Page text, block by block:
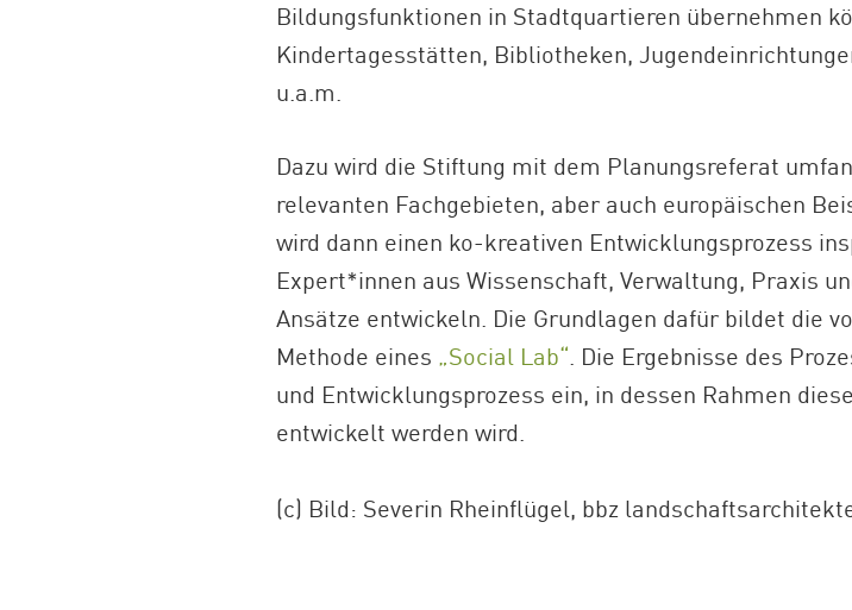
Bildungsfunktionen in Stadtquartieren übernehmen
Kindertagesstätten, Bibliotheken,
u.a.m.
Dazu wird die Stiftung mit dem Planungsreferat
relevanten Fachgebieten, aber auch europäischen
wird dann einen ko-kreativen Entwicklungsprozess
Expert*innen aus Wissenschaft, Verwaltung, Praxis
Ansätze entwickeln. Die Grundlagen dafür bildet die
Methode eines „Social Lab“ . Die Ergebnisse des
und Entwicklungsprozess ein, in dessen Rahmen
entwickelt werden wird.
(c) Bild: Severin Rheinflügel, bbz